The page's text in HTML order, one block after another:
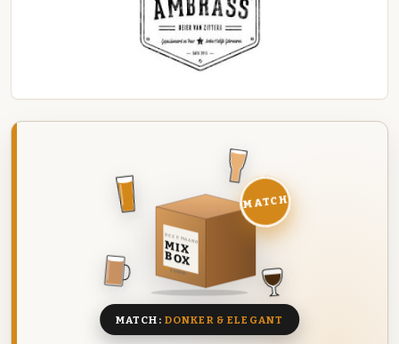
DEZE MAAND
MIX
BOX
8 BIEREN
MATCH
MATCH: DONKER & ELEGANT